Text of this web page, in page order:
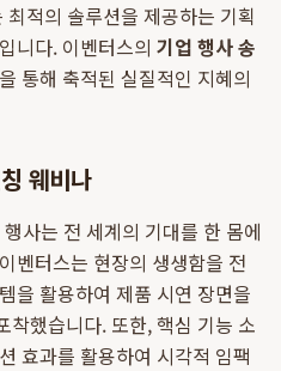
적의 솔루션을 제공하는 기획
니다. 이벤터스의 기업 행사 송
통해 축적된 실질적인 지혜의
웨비나
사는 전 세계의 기대를 한 몸에
벤터스는 현장의 생생함을 전
을 활용하여 제품 시연 장면을
착했습니다. 또한, 핵심 기능 소
효과를 활용하여 시각적 임팩